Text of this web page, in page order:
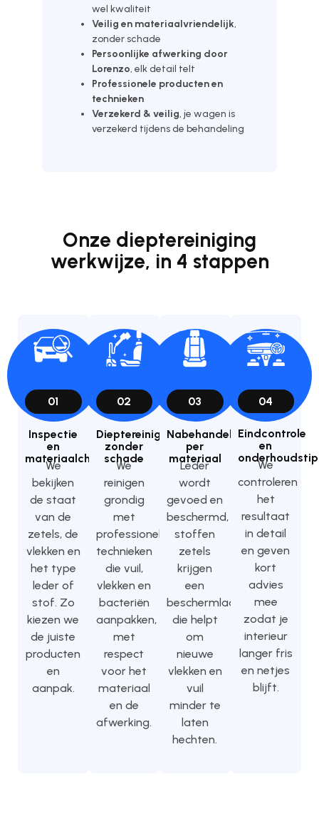
wel kwaliteit
Veilig en materiaalvriendelijk,
zonder schade
Persoonlijke afwerking door
Lorenzo, elk detail telt
Professionele producten en
technieken
Verzekerd & veilig, je wagen is
verzekerd tijdens de behandeling
Onze dieptereiniging
werkwijze, in 4 stappen
01
Inspectie
en
materiaalcheck
We
bekijken
de staat
van de
zetels, de
vlekken en
het type
leder of
stof. Zo
kiezen we
de juiste
producten
en
aanpak.
02
Dieptereiniging
zonder
schade
We
reinigen
grondig
met
professionele
technieken
die vuil,
vlekken en
bacteriën
aanpakken,
met
respect
voor het
materiaal
en de
afwerking.
03
Nabehandeling
per
materiaal
Leder
wordt
gevoed en
beschermd,
stoffen
zetels
krijgen
een
beschermlaag
die helpt
om
nieuwe
vlekken en
vuil
minder te
laten
hechten.
04
Eindcontrole
en
We
controleren
het
resultaat
in detail
en geven
kort
advies
mee
zodat je
interieur
langer fris
en netjes
blijft.